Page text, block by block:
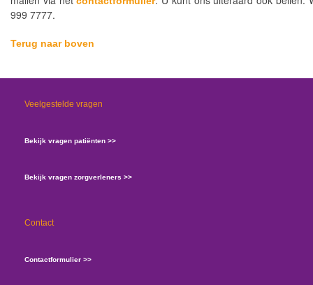
999 7777.
Terug naar boven
Veelgestelde vragen
Bekijk vragen patiënten >>
Bekijk vragen zorgverleners >>
Contact
Contactformulier >>